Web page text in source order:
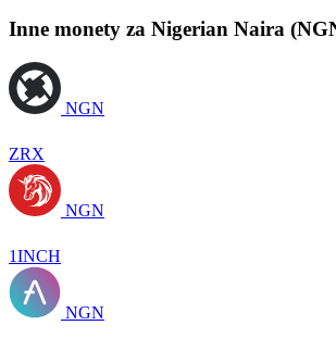
Inne monety za Nigerian Naira
NGN
ZRX
NGN
1INCH
NGN